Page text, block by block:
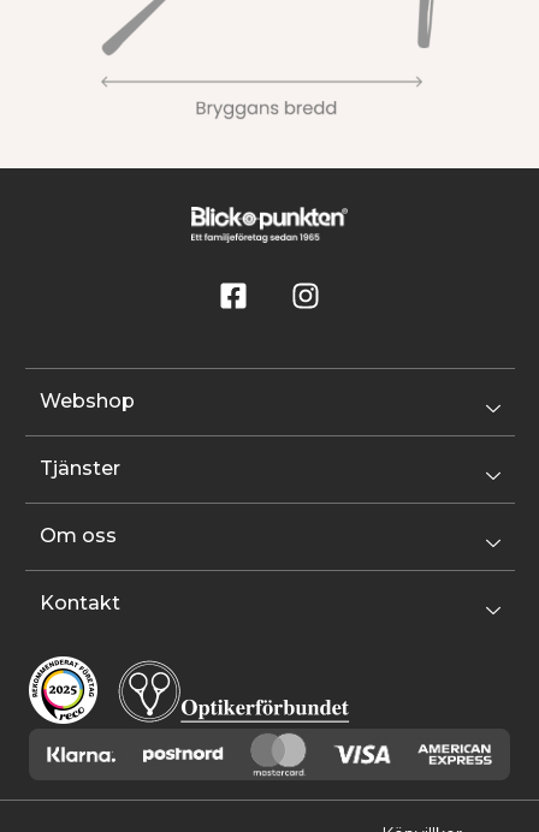
Webshop
Tjänster
Om oss
Kontakt